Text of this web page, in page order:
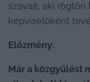
szavait, aki
képviselőként
Előzmény:
Már a közgyűlést